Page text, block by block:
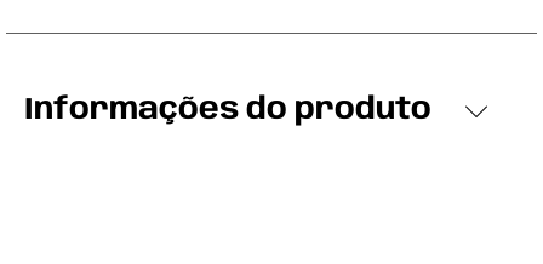
Informações do produto